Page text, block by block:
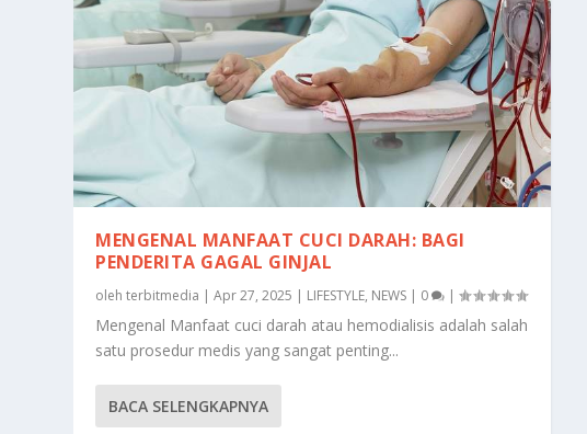
MENGENAL MANFAAT CUCI DARAH: BAGI
PENDERITA GAGAL GINJAL
olehterbitmedia |Apr 27, 2025 | LIFESTYLE, NEWS | 0 |
Mengenal Manfaat cuci darah atau hemodialisis adalah salah
satu prosedur medis yang sangat penting...
BACA SELENGKAPNYA